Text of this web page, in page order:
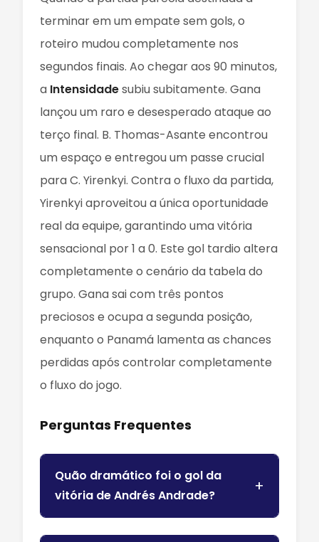
terminar em um empate sem gols, o
roteiro mudou completamente nos
segundos finais. Ao chegar aos 90 minutos,
a Intensidadesubiu subitamente. Gana
lançou um raro e desesperado ataque ao
terço final. B. Thomas-Asante encontrou
um espaço e entregou um passe crucial
para C. Yirenkyi. Contra o fluxo da partida,
Yirenkyi aproveitou a única oportunidade
real da equipe, garantindo uma vitória
sensacional por 1 a 0. Este gol tardio altera
completamente o cenário da tabela do
grupo. Gana sai com três pontos
preciosos e ocupa a segunda posição,
enquanto o Panamá lamenta as chances
perdidas após controlar completamente
o fluxo do jogo.
Perguntas Frequentes
Quão dramático foi o gol da
vitória de Andrés Andrade?